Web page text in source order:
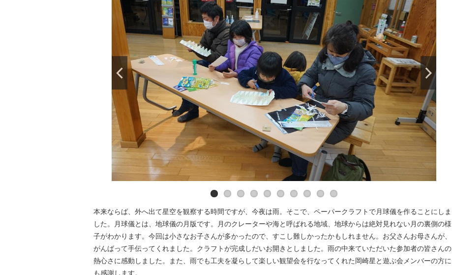
本来ならば、外へ出て星空を観察する時間ですが、今夜は雨。そこで、ペーパークラフトで月球儀を作ることにしま
した。月球儀とは、地球儀の月版です。月のクレーターや海と呼ばれる地域、地球からは絶対見れない月の裏側の様
子がわかります。今回は小さなお子さんが多かったので、すこし難しかったかもしれません。お父さんお母さんが、
がんばって手伝ってくれました。クラフトが完成しだいお開きとしました。雨の中来ていただいた参加者の皆さんの
熱心さに感動しました。また、雨でも工夫を凝らして楽しい観望会を行なってくれた岡崎星と遊ぶ会メンバーの方に
も感謝します。